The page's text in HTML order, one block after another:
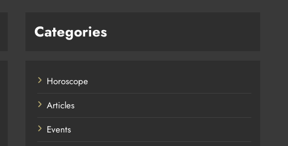
Categories
Horoscope
Articles
Events